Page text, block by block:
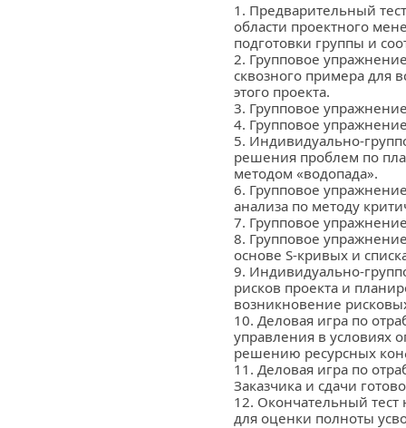
1. Предварительный
области проектного
подготовки группы и
2. Групповое
сквозного примера для
этого проекта.
3. Групповое
4. Групповое
5. Индивидуально-
решения проблем по
методом «водопада».
6. Групповое
анализа по методу
7. Групповое
8. Групповое
основе S-кривых и
9. Индивидуально-
рисков проекта и
возникновение
10. Деловая игра по
управления в условиях
решению ресурсных
11. Деловая игра по
Заказчика и сдачи
12. Окончательный
для оценки полноты